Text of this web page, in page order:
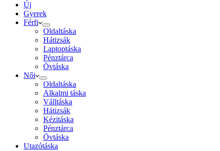
Új
Gyerek
Férfi
Oldaltáska
Hátizsák
Laptoptáska
Pénztárca
Övtáska
Női
Oldaltáska
Alkalmi táska
Válltáska
Hátizsák
Kézitáska
Pénztárca
Övtáska
Utazótáska